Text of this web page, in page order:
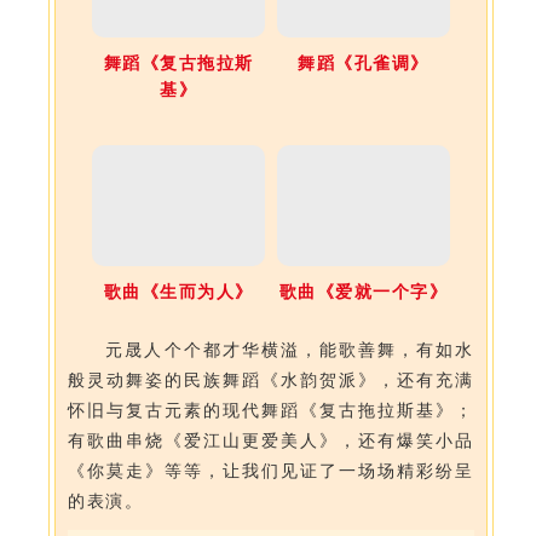
舞蹈《复古拖拉斯
基》
舞蹈《孔雀调》
歌曲《生而为人》 歌曲《爱就一个字》
元晟人个个都才华横溢，能歌善舞，有如水
般灵动舞姿的民族舞蹈《水韵贺派》，还有充满
怀旧与复古元素的现代舞蹈《复古拖拉斯基》；
有歌曲串烧《爱江山更爱美人》，还有爆笑小品
《你莫走》等等，让我们见证了一场场精彩纷呈
的表演。